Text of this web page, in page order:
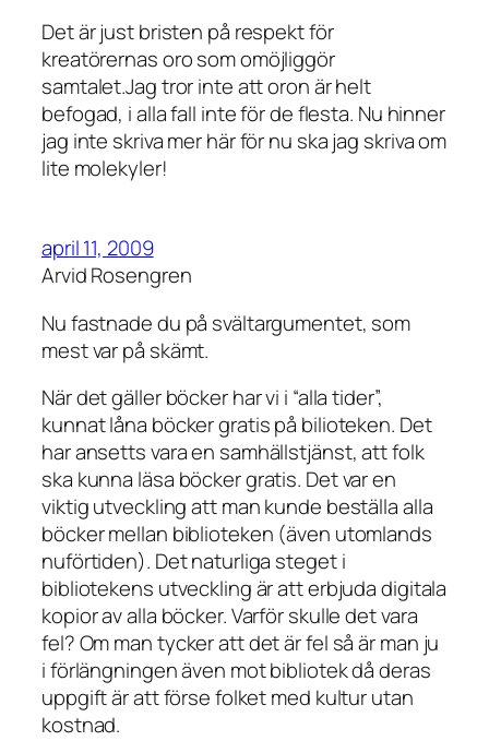
Det är just bristen på respekt för
kreatörernas oro som omöjliggör
samtalet.Jag tror inte att oron är helt
befogad, i alla fall inte för de flesta. Nu hinner
jag inte skriva mer här för nu ska jag skriva om
lite molekyler!
april 11, 2009
Arvid Rosengren
Nu fastnade du på svältargumentet, som
mest var på skämt.
När det gäller böcker har vi i “alla tider”,
kunnat låna böcker gratis på bilioteken. Det
har ansetts vara en samhällstjänst, att folk
ska kunna läsa böcker gratis. Det var en
viktig utveckling att man kunde beställa alla
böcker mellan biblioteken (även utomlands
nuförtiden). Det naturliga steget i
bibliotekens utveckling är att erbjuda digitala
kopior av alla böcker. Varför skulle det vara
fel? Om man tycker att det är fel så är man ju
i förlängningen även mot bibliotek då deras
uppgift är att förse folket med kultur utan
kostnad.